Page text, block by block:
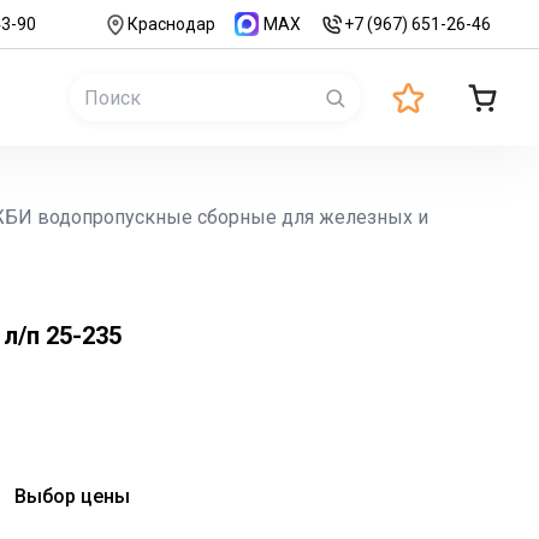
90 Краснодар MAX +7 (967) 651-26-46
водопропускные сборные для железных и
п 25-235
Выбор цены